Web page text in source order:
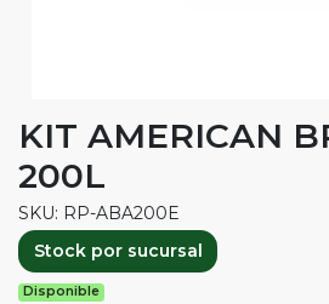
KIT AMERICAN
200L
SKU: RP-ABA200E
Stock por sucursal
Disponible